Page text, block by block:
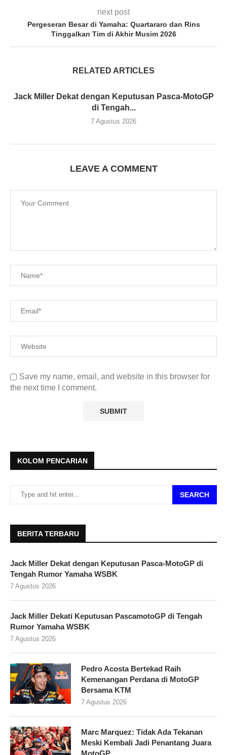
next post
Pergeseran Besar di Yamaha: Quartararo dan Rins
Tinggalkan Tim di Akhir Musim 2026
RELATED ARTICLES
Jack Miller Dekat dengan Keputusan Pasca-MotoGP
di Tengah...
7 Agustus 2026
LEAVE A COMMENT
Save my name, email, and website in this browser for
the next time I comment.
KOLOM PENCARIAN
SEARCH
BERITA TERBARU
Jack Miller Dekat dengan Keputusan Pasca-MotoGP di
Tengah Rumor Yamaha WSBK
7 Agustus 2026
Jack Miller Dekati Keputusan PascamotoGP di Tengah
Rumor Yamaha WSBK
7 Agustus 2026
Pedro Acosta Bertekad Raih
Kemenangan Perdana di MotoGP
Bersama KTM
7 Agustus 2026
Marc Marquez: Tidak Ada Tekanan
Meski Kembali Jadi Penantang Juara
MotoGP